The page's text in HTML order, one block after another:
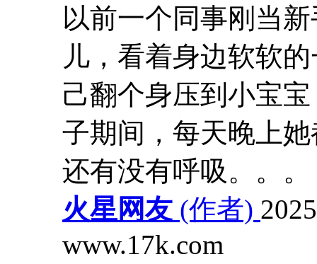
以前一个同事刚当
儿，看着身边软软
己翻个身压到小宝
子期间，每天晚上
还有没有呼吸。。。
火星网友 (作者)
www.17k.com